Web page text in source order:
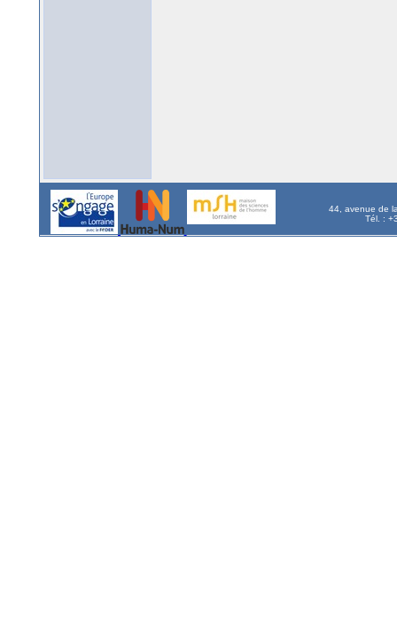
44, avenue de
Tél. :